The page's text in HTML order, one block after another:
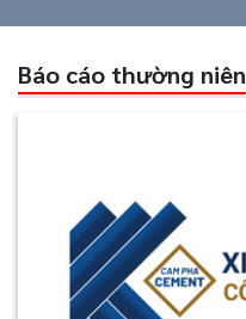
Báo cáo thường niên